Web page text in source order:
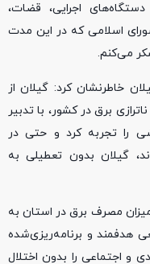
اجرایی، قضات،
اسلامی که در این مدت
می‌کنم.
خاطرنشان کرد: گیلان از
برق در کشور، با تدبیر
را تجربه کرد و حتی در
بودند، گیلان بدون تعطیلی به
مصرف برق در استان به
قطعی هدفمند و برنامه‌ریزی‌شده
و اجتماعی را بدون اختلال